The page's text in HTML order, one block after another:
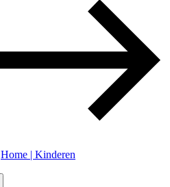
Home | Kinderen